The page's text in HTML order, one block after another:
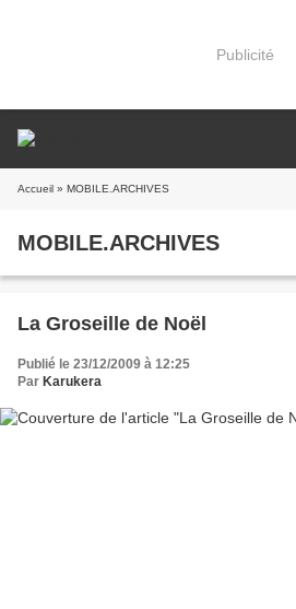
Publicité
Accueil » MOBILE.ARCHIVES
MOBILE.ARCHIVES
La Groseille de Noël
Publié le 23/12/2009 à 12:25
Par Karukera